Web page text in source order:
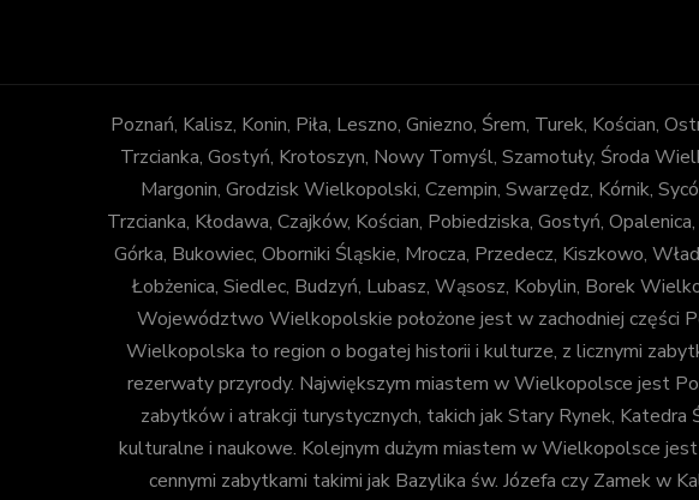
Poznań, Kalisz, Konin, Piła, Leszno, Gniezno, Śrem, Turek, Kościan,
Trzcianka, Gostyń, Krotoszyn, Nowy Tomyśl, Szamotuły, Środa
Margonin, Grodzisk Wielkopolski, Czempin, Swarzędz, Kórnik,
Trzcianka, Kłodawa, Czajków, Kościan, Pobiedziska, Gostyń,
Górka, Bukowiec, Oborniki Śląskie, Mrocza, Przedecz, Kiszkowo,
Łobżenica, Siedlec, Budzyń, Lubasz, Wąsosz, Kobylin, Borek
Województwo Wielkopolskie położone jest w zachodniej części
Wielkopolska to region o bogatej historii i kulturze, z licznymi
rezerwaty przyrody. Największym miastem w Wielkopolsce jest
zabytków i atrakcji turystycznych, takich jak Stary Rynek,
kulturalne i naukowe. Kolejnym dużym miastem w Wielkopolsce
cennymi zabytkami takimi jak Bazylika św. Józefa czy Zamek w